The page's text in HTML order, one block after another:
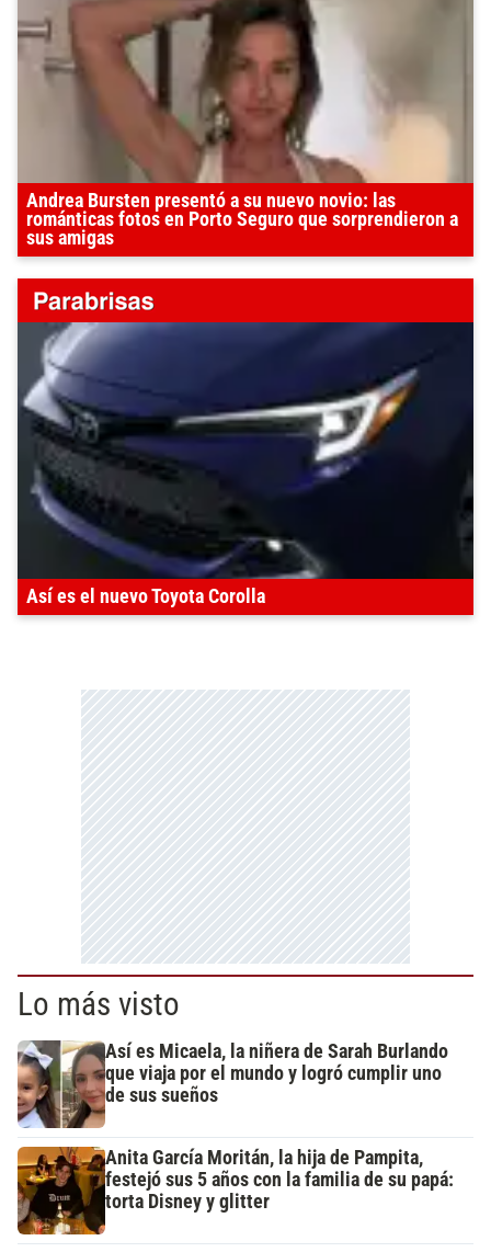
Andrea Bursten presentó a su nuevo novio: las
románticas fotos en Porto Seguro que sorprendieron a
sus amigas
Así es el nuevo Toyota Corolla
Lo más visto
Así es Micaela, la niñera de Sarah Burlando
que viaja por el mundo y logró cumplir uno
de sus sueños
Anita García Moritán, la hija de Pampita,
festejó sus 5 años con la familia de su papá:
torta Disney y glitter